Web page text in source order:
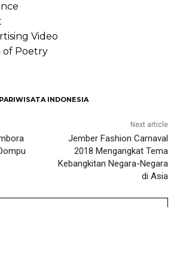
Video
of Poetry
INDONESIA
Next article
Jember Fashion Carnaval
2018 Mengangkat Tema
Kebangkitan Negara-Negara
di Asia